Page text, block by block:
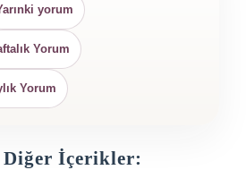
yorum
Yorum
Yorum
İçerikler: